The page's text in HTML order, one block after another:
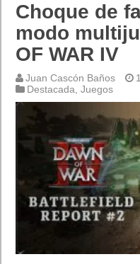
Choque de
modo
OF WAR IV
Juan Cascón Baños
Destacada,Juegos